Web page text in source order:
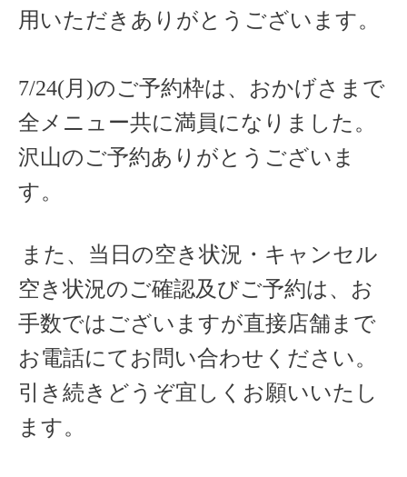
用いただきありがとうございます。
7/24(月)のご予約枠は、おかげさまで
全メニュー共に満員になりました。
沢山のご予約ありがとうございま
す。
また、当日の空き状況・キャンセル
空き状況のご確認及びご予約は、お
手数ではございますが直接店舗まで
お電話にてお問い合わせください。
引き続きどうぞ宜しくお願いいたし
ます。